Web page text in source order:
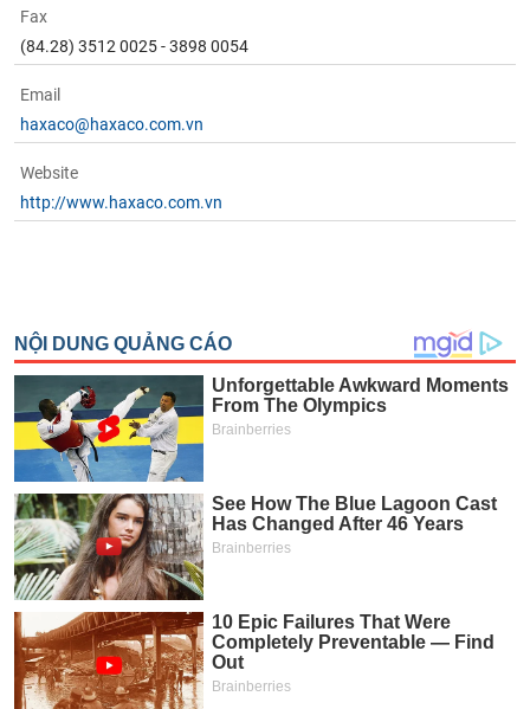
Fax
(84.28) 3512 0025 - 3898 0054
Email
haxaco@haxaco.com.vn
Website
http://www.haxaco.com.vn